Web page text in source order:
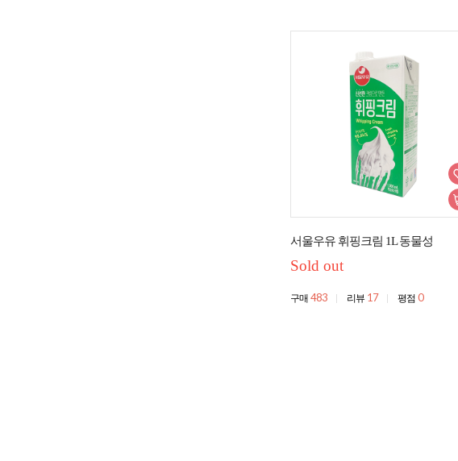
서울우유 휘핑크림 1L 동물성
Sold out
구매 483 리뷰 17 평점 0